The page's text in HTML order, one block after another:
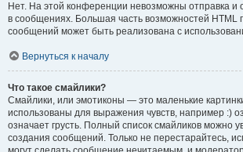
Нет. На этой конференции невозможны отправка и
в сообщениях. Большая часть возможностей
сообщений может быть реализована с
Вернуться к началу
Что такое смайлики?
Смайлики, или эмотиконы — это маленькие
использованы для выражения чувств, например :)
означает грусть. Полный список смайликов можно
создания сообщений. Только не перестарайтесь,